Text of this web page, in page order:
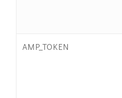
AMP_TOKEN